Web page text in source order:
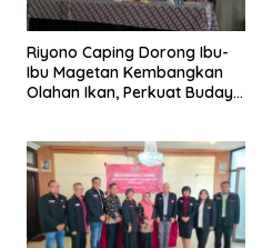
Riyono Caping Dorong Ibu-
Ibu Magetan Kembangkan
Olahan Ikan, Perkuat Budaya